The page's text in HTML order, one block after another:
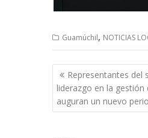
Guamúchil, NOTICIAS
Navegación
de
entradas
Representantes del
liderazgo en la
auguran un nuevo